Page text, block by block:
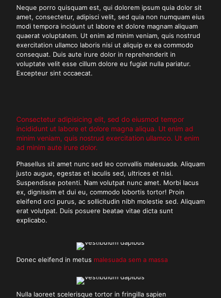
Neque porro quisquam est, qui dolorem ipsum quia dolor sit
amet, consectetur, adipisci velit, sed quia non numquam eius
modi tempora incidunt ut labore et dolore magnam aliquam
quaerat voluptatem. Ut enim ad minim veniam, quis nostrud
exercitation ullamco laboris nisi ut aliquip ex ea commodo
consequat. Duis aute irure dolor in reprehenderit in
voluptate velit esse cillum dolore eu fugiat nulla pariatur.
Excepteur sint occaecat.
Consectetur adipisicing elit, sed do eiusmod tempor
incididunt ut labore et dolore magna aliqua. Ut enim ad
minim veniam, quis nostrud exercitation ullamco. Ut enim
ad minim aute irure dolor.
Phasellus sit amet nunc sed leo convallis malesuada. Aliquam
justo augue, egestas et iaculis sed, ultrices et nisi.
Suspendisse potenti. Nam volutpat nunc amet. Morbi lacus
ex, dignissim et dui eu, commodo lobortis tortor! Proin
eleifend orci purus, ac sollicitudin nibh molestie sed. Aliquam
erat volutpat. Duis posuere beatae vitae dicta sunt
explicabo.
Donec eleifend in metus malesuada sem a massa
Nulla laoreet scelerisque tortor in fringilla sapien